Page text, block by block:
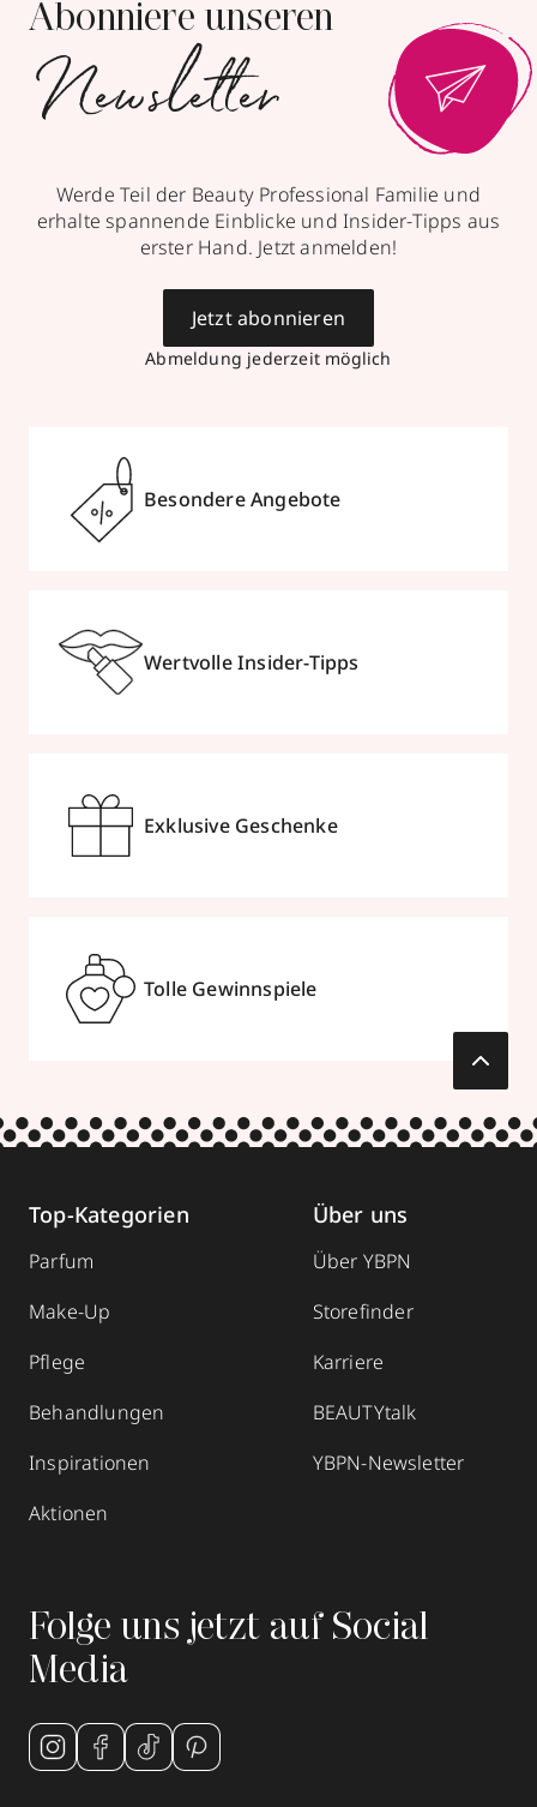
Abonniere unseren
Newsletter
Werde Teil der Beauty Professional Familie und
erhalte spannende Einblicke und Insider-Tipps aus
erster Hand. Jetzt anmelden!
Abmeldung jederzeit möglich
Jetzt abonnieren
Besondere Angebote
Wertvolle Insider-Tipps
Exklusive Geschenke
Tolle Gewinnspiele
Top-Kategorien
Parfum
Make-Up
Pflege
Behandlungen
Inspirationen
Aktionen
Über uns
Über YBPN
Storefinder
Karriere
BEAUTYtalk
YBPN-Newsletter
Folge uns jetzt auf Social
Media